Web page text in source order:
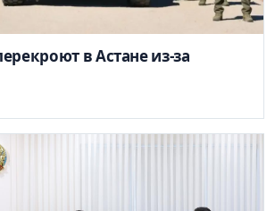
в Астане из-за